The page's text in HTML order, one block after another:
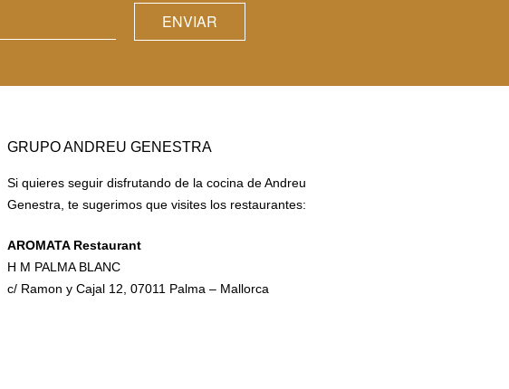
GRUPO ANDREU GENESTRA
Si quieres seguir disfrutando de la cocina de Andreu
Genestra, te sugerimos que visites los restaurantes:
AROMATA Restaurant
H M PALMA BLANC
c/ Ramon y Cajal 12, 07011 Palma – Mallorca